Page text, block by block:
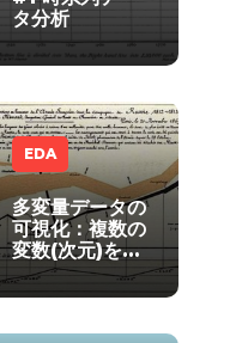
タ分析
EDA
多変量データの
可視化：複数の
変数(次元)を一
つの画面に可視
化する方法